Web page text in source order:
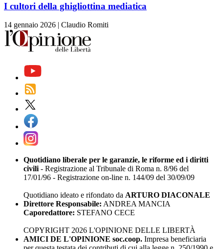
I cultori della ghigliottina mediatica
14 gennaio 2026 | Claudio Romiti
Quotidiano liberale per le garanzie, le riforme ed i diritti
civili- Registrazione al Tribunale di Roma n. 8/96 del
17/01/96 - Registrazione on-line n. 144/09 del 30/09/09
Quotidiano ideato e rifondato da ARTURO DIACONALE
Direttore Responsabile: ANDREA MANCIA
Caporedattore: STEFANO CECE
COPYRIGHT 2026 L'OPINIONE DELLE LIBERTÀ
AMICI DE L'OPINIONE soc.coop. Impresa beneficiaria